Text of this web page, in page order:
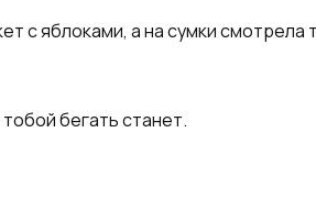
с яблоками, а на сумки смотрела
бегать станет.